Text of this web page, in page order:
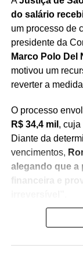
do salário
um processo de
presidente da
Marco Polo Del
motivou um
reverter a
O processo
R$ 34,4 mil ,
Diante da
vencimentos,
alegando que a
financeira e
Na
seria ilegal,